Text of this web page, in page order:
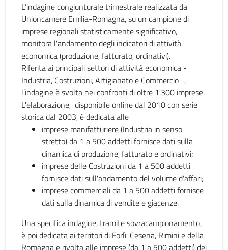
L’indagine congiunturale trimestrale realizzata da
Unioncamere Emilia-Romagna, su un campione di
imprese regionali statisticamente significativo,
monitora l'andamento degli indicatori di attività
economica (produzione, fatturato, ordinativi).
Riferita ai principali settori di attività economica -
Industria, Costruzioni, Artigianato e Commercio -,
l’indagine è svolta nei confronti di oltre 1.300 imprese.
L'elaborazione, disponibile online dal 2010 con serie
storica dal 2003, è dedicata alle
imprese manifatturiere (Industria in senso
stretto) da 1 a 500 addetti fornisce dati sulla
dinamica di produzione, fatturato e ordinativi;
imprese delle Costruzioni da 1 a 500 addetti
fornisce dati sull'andamento del volume d'affari;
imprese commerciali da 1 a 500 addetti fornisce
dati sulla dinamica di vendite e giacenze.
Una specifica indagine, tramite sovracampionamento,
è poi dedicata ai territori di Forlì-Cesena, Rimini e della
Romagna e rivolta alle imprese (da 1 a 500 addetti) dei